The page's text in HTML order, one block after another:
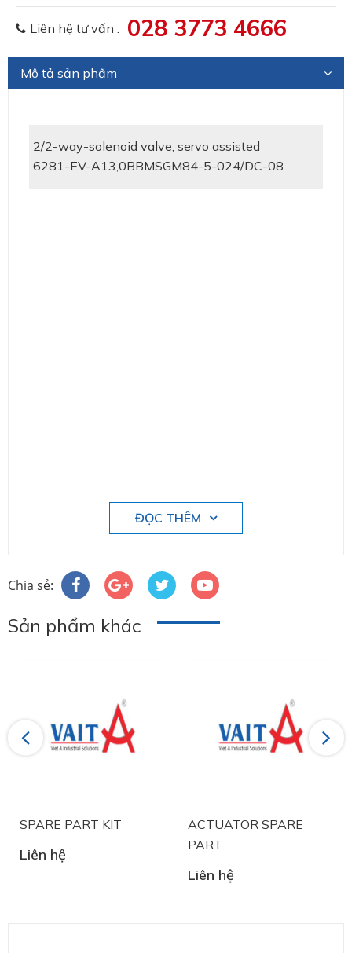
Liên hệ tư vấn : 028 3773 4666
Mô tả sản phẩm
2/2-way-solenoid valve; servo assisted
6281-EV-A13,0BBMSGM84-5-024/DC-08
ĐỌC THÊM
Chia sẻ:
Sản phẩm khác
Previous
SPARE PART KIT
Liên hệ
ACTUATOR SPARE
PART
Liên hệ
Next